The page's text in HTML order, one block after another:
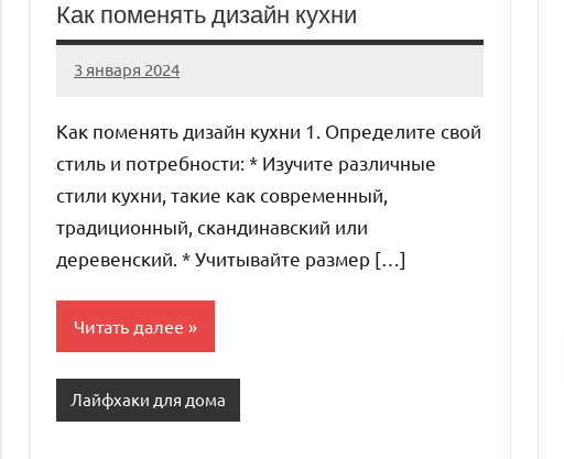
Как поменять дизайн кухни
3 января 2024
organic63_ru
Нет
Как поменять дизайн кухни 1. Определите свой
стиль и потребности: * Изучите различные
стили кухни, такие как современный,
традиционный, скандинавский или
деревенский. * Учитывайте размер […]
Читать далее
Лайфхаки для дома